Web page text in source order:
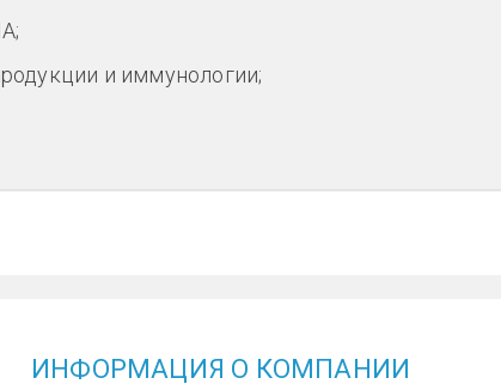
и иммунологии;
ИНФОРМАЦИЯ О КОМПАНИИ